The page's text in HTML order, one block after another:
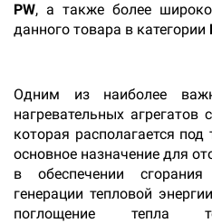
PW, а также более
данного товара в категории
Одним из наиболее
нагревательных агрегатов
которая располагается
основное назначение для
в обеспечении
генерации тепловой
поглощение тепла